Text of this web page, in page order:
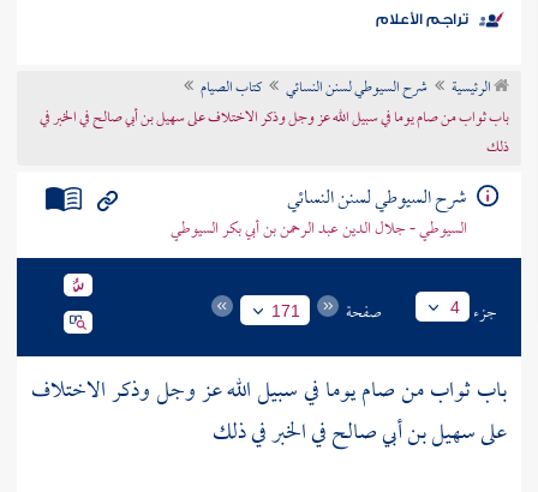
موضوعي
تراجم الأعلام
الرئيسية شرح السيوطي لسنن النسائي
كتاب الصيام
باب ثواب من صام يوما في سبيل الله عز وجل وذكر الاختلاف على سهيل بن أبي صالح في الخبر في
ذلك
شرح السيوطي لسنن النسائي
السيوطي - جلال الدين عبد الرحمن بن أبي بكر السيوطي
جزء 4 صفحة 171
باب ثواب من صام يوما في سبيل الله عز وجل وذكر الاختلاف
علىسهيل بن أبي صالحفي الخبر في ذلك